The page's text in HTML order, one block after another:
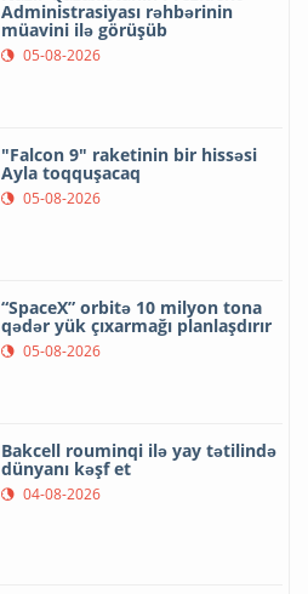
Administrasiyası rəhbərinin
müavini ilə görüşüb
05-08-2026
"Falcon 9" raketinin bir hissəsi
Ayla toqquşacaq
05-08-2026
“SpaceX” orbitə 10 milyon tona
qədər yük çıxarmağı planlaşdırır
05-08-2026
Bakcell rouminqi ilə yay tətilində
dünyanı kəşf et
04-08-2026